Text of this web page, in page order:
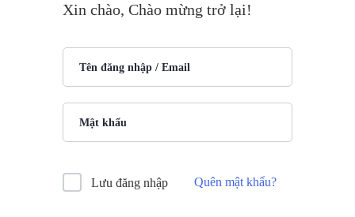
Xin chào, Chào mừng trở lại!
Lưu đăng nhập Quên mật khẩu?